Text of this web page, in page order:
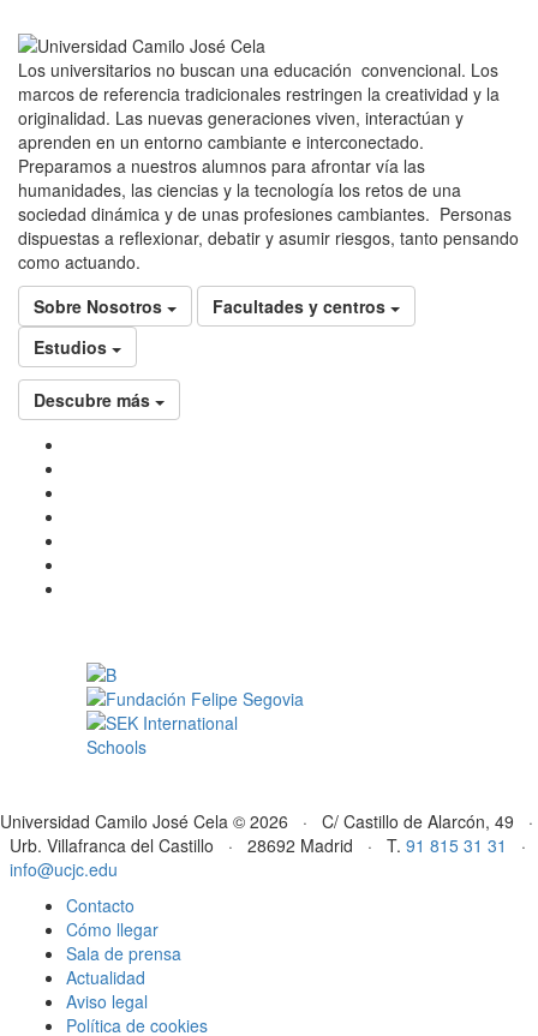
Los universitarios no buscan una educación convencional. Los
marcos de referencia tradicionales restringen la creatividad y la
originalidad. Las nuevas generaciones viven, interactúan y
aprenden en un entorno cambiante e interconectado.
Preparamos a nuestros alumnos para afrontar vía las
humanidades, las ciencias y la tecnología los retos de una
sociedad dinámica y de unas profesiones cambiantes. Personas
dispuestas a reflexionar, debatir y asumir riesgos, tanto pensando
como actuando.
Sobre Nosotros
Facultades y centros
Estudios
Descubre más
Universidad Camilo José Cela © 2026 · C/ Castillo de Alarcón, 49 ·
Urb. Villafranca del Castillo · 28692 Madrid · T. 91 815 31 31
·
info@ucjc.edu
Contacto
Cómo llegar
Sala de prensa
Actualidad
Aviso legal
Política de cookies